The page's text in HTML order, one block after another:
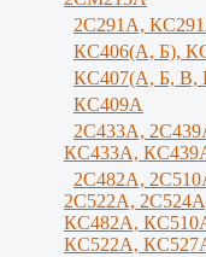
2С291А,
КС406(А, Б),
КС407(А, Б, В,
КС409А
2С433А,
КС433А,
2С482А,
2С522А,
КС482А,
КС522А,